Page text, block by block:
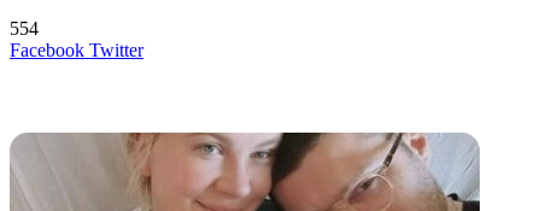
554
Facebook TwitterLinkedIn
Tumblr
Reddit
Вконтакте
Одноклассники
Skype
Messenger
Messenger
WhatsApp
Telegram
Viber
Line
Поделиться
Печатать